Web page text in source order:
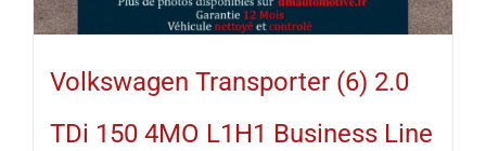
Volkswagen Transporter (6) 2.0
TDi 150 4MO L1H1 Business Line